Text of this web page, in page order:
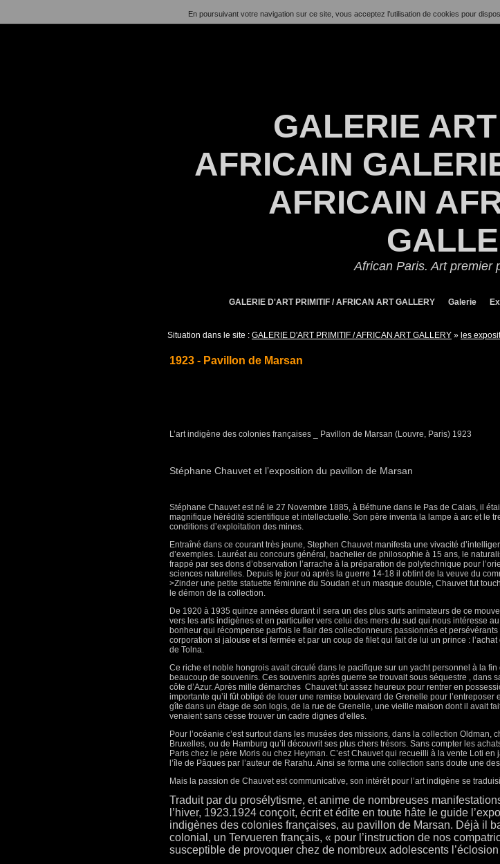
En poursuivant votre navigation sur ce site, vous acceptez l’utilisation de cookies pour
GALERIE
AFRICAIN
AFRICAIN
African Paris. Art premier
GALERIE D'ART PRIMITIF / AFRICAN ART GALLERY Galerie
Situation dans le site : GALERIE D'ART PRIMITIF / AFRICAN ART GALLERY » les
1923 - Pavillon de Marsan
L’art indigène des colonies françaises _ Pavillon de Marsan (Louvre, Paris) 1923
Stéphane Chauvet et l’exposition du pavillon de Marsan
Stéphane Chauvet est né le 27 Novembre 1885, à Béthune dans le Pas de Calais, il
magnifique hérédité scientifique et intellectuelle. Son père inventa la lampe à arc et le
conditions d’exploitation des mines.
Entraîné dans ce courant très jeune, Stephen Chauvet manifesta une vivacité
d’exemples. Lauréat au concours général, bachelier de philosophie à 15 ans, le
frappé par ses dons d’observation l’arrache à la préparation de polytechnique pour
sciences naturelles. Depuis le jour où après la guerre 14-18 il obtint de la veuve du
>Zinder une petite statuette féminine du Soudan et un masque double, Chauvet fut
le démon de la collection.
De 1920 à 1935 quinze années durant il sera un des plus surts animateurs de ce
vers les arts indigènes et en particulier vers celui des mers du sud qui nous intéresse
bonheur qui récompense parfois le flair des collectionneurs passionnés et persévérants
corporation si jalouse et si fermée et par un coup de filet qui fait de lui un prince :
de Tolna.
Ce riche et noble hongrois avait circulé dans le pacifique sur un yacht personnel à la fin
beaucoup de souvenirs. Ces souvenirs après guerre se trouvait sous séquestre , dans
côte d’Azur. Après mille démarches Chauvet fut assez heureux pour rentrer en
importante qu’il fût obligé de louer une remise boulevard de Grenelle pour l’entreposer
gîte dans un étage de son logis, de la rue de Grenelle, une vieille maison dont il avait
venaient sans cesse trouver un cadre dignes d’elles.
Pour l’océanie c’est surtout dans les musées des missions, dans la collection Oldman,
Bruxelles, ou de Hamburg qu’il découvrit ses plus chers trésors. Sans compter les
Paris chez le père Moris ou chez Heyman. C’est Chauvet qui recueilli à la vente Loti
l’île de Pâques par l’auteur de Rarahu. Ainsi se forma une collection sans doute une
Mais la passion de Chauvet est communicative, son intérêt pour l’art indigène se
Traduit par du prosélytisme, et anime de nombreuses
l’hiver, 1923.1924 conçoit, écrit et édite en toute hâte le guide
indigènes des colonies françaises, au pavillon de Marsan. Déjà il
colonial, un Tervueren français, « pour l’instruction de nos
susceptible de provoquer chez de nombreux adolescents